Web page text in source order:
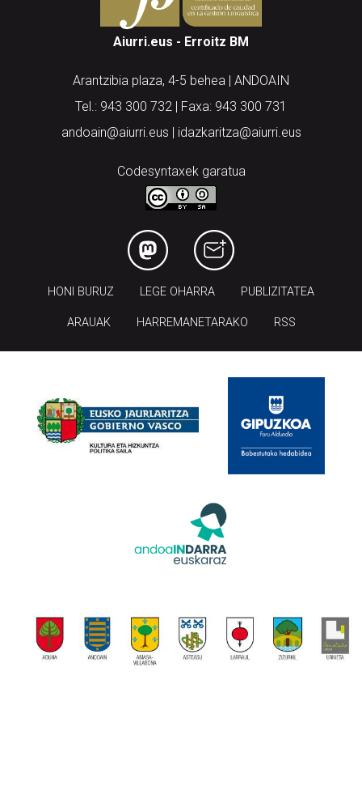
Aiurri.eus - Erroitz BM
Arantzibia plaza, 4-5 behea | ANDOAIN
Tel.: 943 300 732 | Faxa: 943 300 731
andoain@aiurri.eus | idazkaritza@aiurri.eus
Codesyntaxek garatua
HONI BURUZ LEGE OHARRA PUBLIZITATEA
ARAUAK HARREMANETARAKO RSS